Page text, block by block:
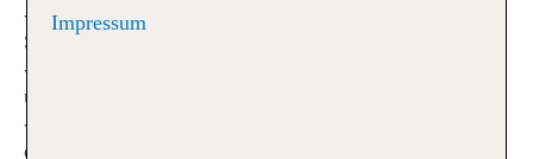
Reisende mit Handgepäck können direkt zur
Sicherheitskontrolle gehen
und kann vorab ausgedruckt werden
diese fallen je nach gebuchten Tarif an (siehe Rubrik
Impressum